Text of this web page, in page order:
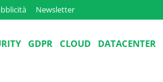
Newsletter
GDPR CLOUD DATACENTER